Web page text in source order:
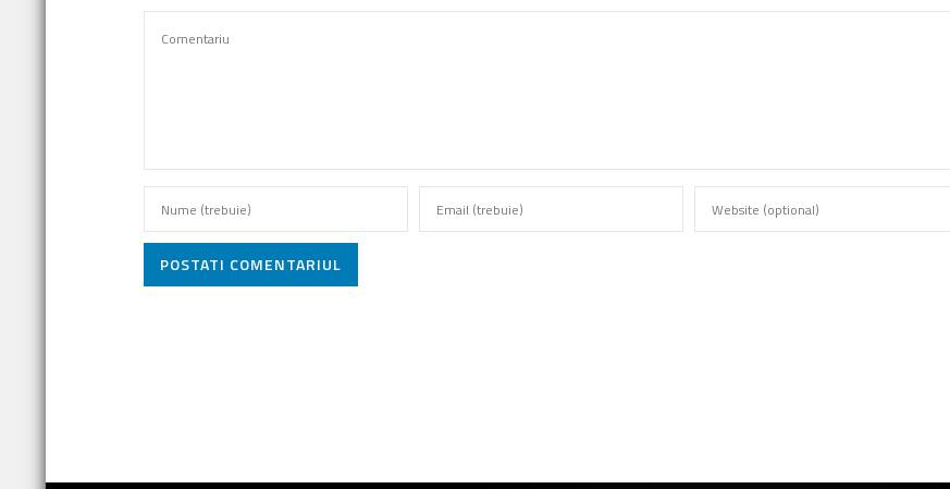
POSTATI COMENTARIUL